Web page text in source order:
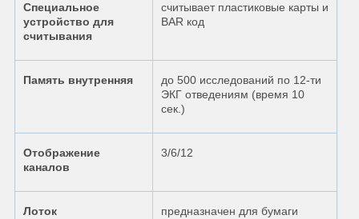
Специальное
устройство для
считывания
считывает пластиковые карты и
BAR код
Память внутренняя
до 500 исследований по 12-ти
ЭКГ отведениям (время 10
сек.)
Отображение
каналов
3/6/12
Лоток предназначен для бумаги